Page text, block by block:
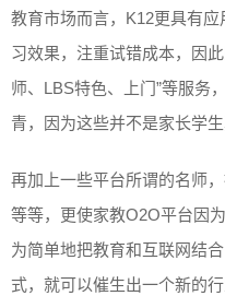
教育市场而言，K12更具有
习效果，注重试错成本，因
师、LBS特色、上门”等服务
青，因为这些并不是家长学生
再加上一些平台所谓的名师
等等，更使家教O2O平台因
为简单地把教育和互联网结
式，就可以催生出一个新的